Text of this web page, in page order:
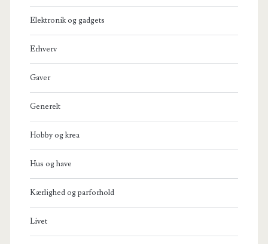
Elektronik og gadgets
Erhverv
Gaver
Generelt
Hobby og krea
Hus og have
Kærlighed og parforhold
Livet